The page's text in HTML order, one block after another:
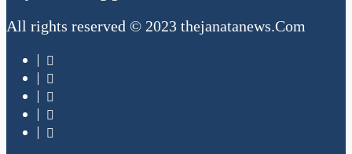
All rights reserved © 2023 thejanatanews.Com